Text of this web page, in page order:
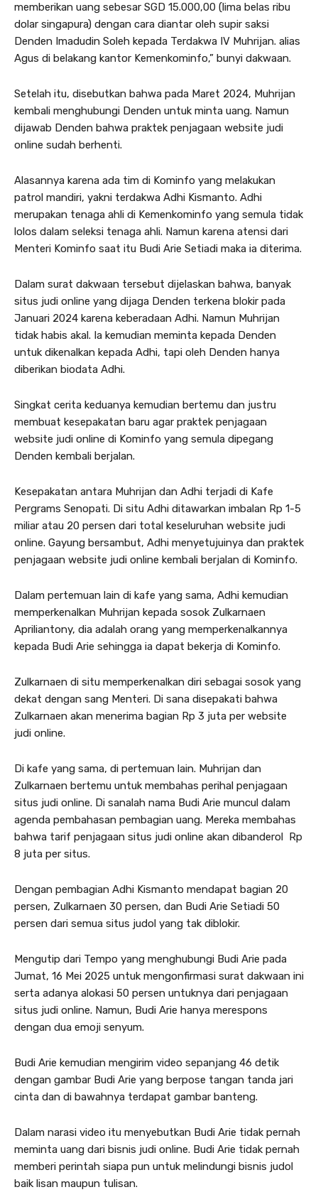
memberikan uang sebesar SGD 15.000,00 (lima belas ribu
dolar singapura) dengan cara diantar oleh supir saksi
Denden Imadudin Soleh kepada Terdakwa IV Muhrijan. alias
Agus di belakang kantor Kemenkominfo,” bunyi dakwaan.
Setelah itu, disebutkan bahwa pada Maret 2024, Muhrijan
kembali menghubungi Denden untuk minta uang. Namun
dijawab Denden bahwa praktek penjagaan website judi
online sudah berhenti.
Alasannya karena ada tim di Kominfo yang melakukan
patrol mandiri, yakni terdakwa Adhi Kismanto. Adhi
merupakan tenaga ahli di Kemenkominfo yang semula tidak
lolos dalam seleksi tenaga ahli. Namun karena atensi dari
Menteri Kominfo saat itu Budi Arie Setiadi maka ia diterima.
Dalam surat dakwaan tersebut dijelaskan bahwa, banyak
situs judi online yang dijaga Denden terkena blokir pada
Januari 2024 karena keberadaan Adhi. Namun Muhrijan
tidak habis akal. Ia kemudian meminta kepada Denden
untuk dikenalkan kepada Adhi, tapi oleh Denden hanya
diberikan biodata Adhi.
Singkat cerita keduanya kemudian bertemu dan justru
membuat kesepakatan baru agar praktek penjagaan
website judi online di Kominfo yang semula dipegang
Denden kembali berjalan.
Kesepakatan antara Muhrijan dan Adhi terjadi di Kafe
Pergrams Senopati. Di situ Adhi ditawarkan imbalan Rp 1-5
miliar atau 20 persen dari total keseluruhan website judi
online. Gayung bersambut, Adhi menyetujuinya dan praktek
penjagaan website judi online kembali berjalan di Kominfo.
Dalam pertemuan lain di kafe yang sama, Adhi kemudian
memperkenalkan Muhrijan kepada sosok Zulkarnaen
Apriliantony, dia adalah orang yang memperkenalkannya
kepada Budi Arie sehingga ia dapat bekerja di Kominfo.
Zulkarnaen di situ memperkenalkan diri sebagai sosok yang
dekat dengan sang Menteri. Di sana disepakati bahwa
Zulkarnaen akan menerima bagian Rp 3 juta per website
judi online.
Di kafe yang sama, di pertemuan lain. Muhrijan dan
Zulkarnaen bertemu untuk membahas perihal penjagaan
situs judi online. Di sanalah nama Budi Arie muncul dalam
agenda pembahasan pembagian uang. Mereka membahas
bahwa tarif penjagaan situs judi online akan dibanderol Rp
8 juta per situs.
Dengan pembagian Adhi Kismanto mendapat bagian 20
persen, Zulkarnaen 30 persen, dan Budi Arie Setiadi 50
persen dari semua situs judol yang tak diblokir.
Mengutip dari Tempo yang menghubungi Budi Arie pada
Jumat, 16 Mei 2025 untuk mengonfirmasi surat dakwaan ini
serta adanya alokasi 50 persen untuknya dari penjagaan
situs judi online. Namun, Budi Arie hanya merespons
dengan dua emoji senyum.
Budi Arie kemudian mengirim video sepanjang 46 detik
dengan gambar Budi Arie yang berpose tangan tanda jari
cinta dan di bawahnya terdapat gambar banteng.
Dalam narasi video itu menyebutkan Budi Arie tidak pernah
meminta uang dari bisnis judi online. Budi Arie tidak pernah
memberi perintah siapa pun untuk melindungi bisnis judol
baik lisan maupun tulisan.